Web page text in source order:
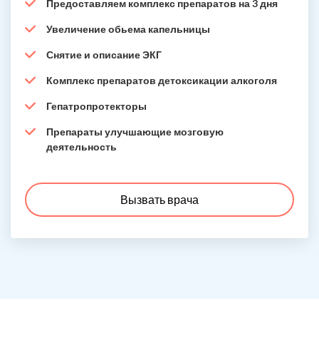
Предоставляем комплекс препаратов на 3 дня
Увеличение обьема капельницы
Снятие и описание ЭКГ
Комплекс препаратов детоксикации алкоголя
Гепатропротекторы
Препараты улучшающие мозговую
деятельность
Вызвать врача